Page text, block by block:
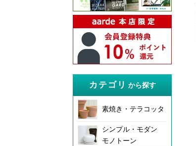
カテゴリ から探す
素焼き・テラコッタ
シンプル・モダン
モノトーン